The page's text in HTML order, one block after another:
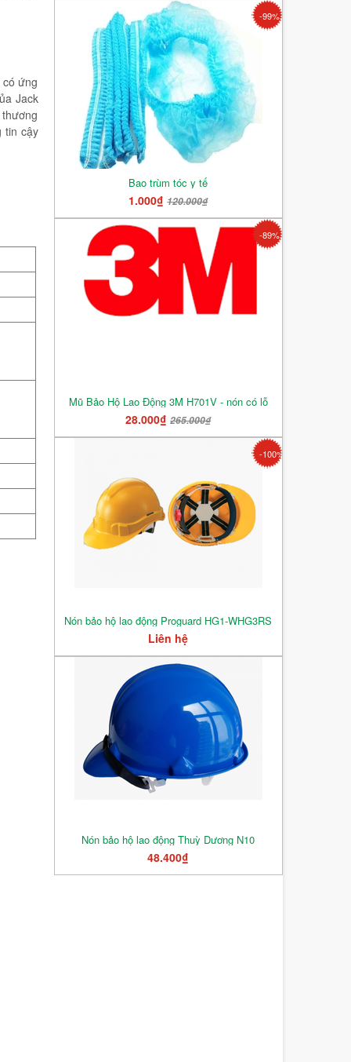
ứng
Jack
tin cậy
-99%
Bao trùm tóc y tế
1.000₫120.000₫
-89%
Mũ Bảo Hộ Lao Động 3M H701V - nón có lỗ
28.000₫265.000₫
-100%
Nón bảo hộ lao động Proguard HG1-WHG3RS
Liên hệ
Nón bảo hộ lao động Thuỳ Dương N10
48.400₫